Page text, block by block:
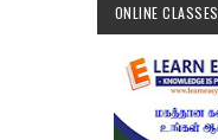
ONLINE CLASSES